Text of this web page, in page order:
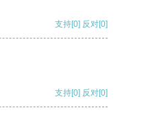
支持[0] 反对[0]
支持[0] 反对[0]